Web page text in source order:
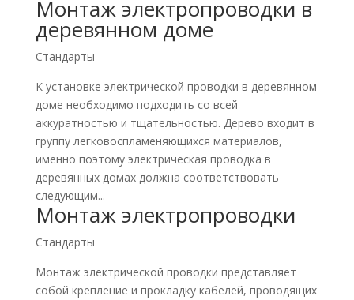
Монтаж электропроводки в
деревянном доме
Стандарты
К установке электрической проводки в деревянном
доме необходимо подходить со всей
аккуратностью и тщательностью. Дерево входит в
группу легковоспламеняющихся материалов,
именно поэтому электрическая проводка в
деревянных домах должна соответствовать
следующим...
Монтаж электропроводки
Стандарты
Монтаж электрической проводки представляет
собой крепление и прокладку кабелей, проводящих